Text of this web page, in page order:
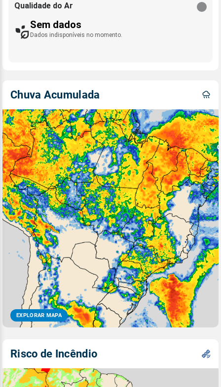
Qualidade do Ar
Sem dados
Dados indisponíveis no momento.
Chuva Acumulada
EXPLORAR MAPA
Risco de Incêndio